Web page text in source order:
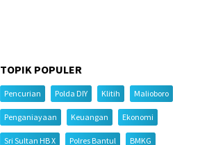
TOPIK POPULER
Pencurian Polda DIY Klitih Malioboro
Penganiayaan Keuangan Ekonomi
Sri Sultan HB X Polres Bantul BMKG